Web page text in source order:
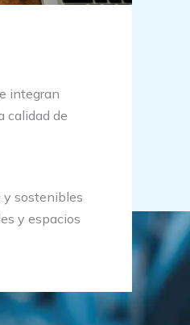
integran
calidad de
y sostenibles
y espacios